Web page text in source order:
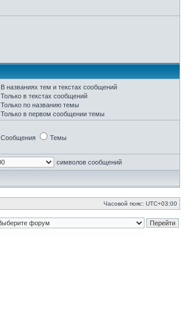
В названиях тем и текстах сообщений
Только в текстах сообщений
Только по названию темы
Только в первом сообщении темы
Сообщения Темы
символов сообщений
Часовой пояс: UTC+03:00